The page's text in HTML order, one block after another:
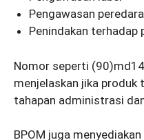
Pengawasan
Penindakan terhadap
Nomor seperti
menjelaskan jika
tahapan administrasi
BPOM juga